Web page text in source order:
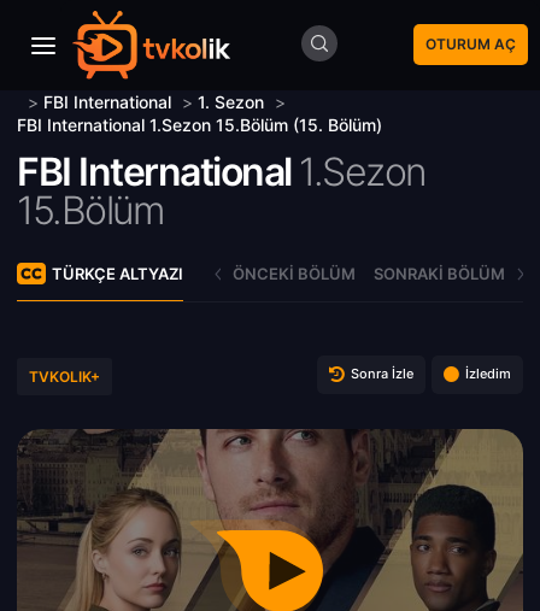
OTURUM AÇ
> FBI International > 1. Sezon >
FBI International 1.Sezon 15.Bölüm (15. Bölüm)
FBI International 1.Sezon
15.Bölüm
TÜRKÇE ALTYAZI ÖNCEKI BÖLÜM SONRAKI BÖLÜM
TVKOLIK+ Sonra İzle İzledim